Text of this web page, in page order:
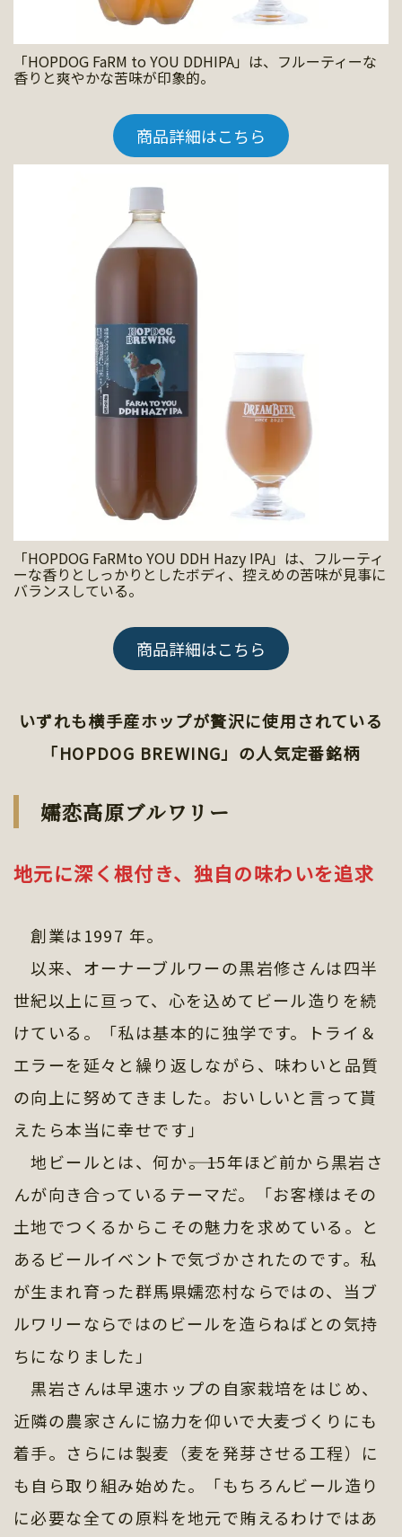
「HOPDOG FaRM to YOU DDHIPA」は、フルーティーな
香りと爽やかな苦味が印象的。
商品詳細はこちら
「HOPDOG FaRMto YOU DDH Hazy IPA」は、フルーティ
ーな香りとしっかりとしたボディ、控えめの苦味が見事に
バランスしている。
商品詳細はこちら
いずれも横手産ホップが贅沢に使用されている
「HOPDOG BREWING」の人気定番銘柄
嬬恋高原ブルワリー
地元に深く根付き、独自の味わいを追求
創業は1997 年。
以来、オーナーブルワーの黒岩修さんは四半
世紀以上に亘って、心を込めてビール造りを続
けている。「私は基本的に独学です。トライ＆
エラーを延々と繰り返しながら、味わいと品質
の向上に努めてきました。おいしいと言って貰
えたら本当に幸せです」
地ビールとは、何か――。15年ほど前から黒岩さ
んが向き合っているテーマだ。「お客様はその
土地でつくるからこその魅力を求めている。と
あるビールイベントで気づかされたのです。私
が生まれ育った群馬県嬬恋村ならではの、当ブ
ルワリーならではのビールを造らねばとの気持
ちになりました」
黒岩さんは早速ホップの自家栽培をはじめ、
近隣の農家さんに協力を仰いで大麦づくりにも
着手。さらには製麦（麦を発芽させる工程）に
も自ら取り組み始めた。「もちろんビール造り
に必要な全ての原料を地元で賄えるわけではあ